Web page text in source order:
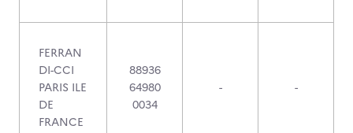
FERRAN
DI-CCI
PARIS ILE
DE
FRANCE
88936
64980
0034
- -